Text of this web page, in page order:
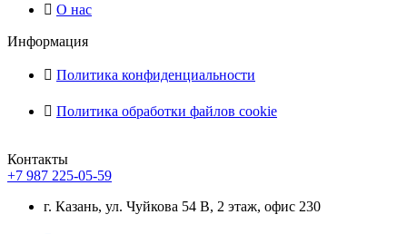
О нас
Информация
Политика конфиденциальности
Политика обработки файлов cookie
Контакты
+7 987 225-05-59
г. Казань, ул. Чуйкова 54 В, 2 этаж, офис 230